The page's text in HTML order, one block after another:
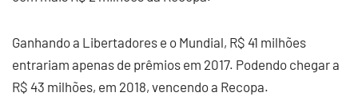
Ganhando a Libertadores e o Mundial, R$ 41 milhões
entrariam apenas de prêmios em 2017. Podendo chegar a
R$ 43 milhões, em 2018, vencendo a Recopa.